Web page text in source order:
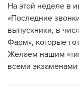
На этой неделе в
«Последние
выпускники, в
Фарм», которые
Желаем нашим
всеми экзаменами